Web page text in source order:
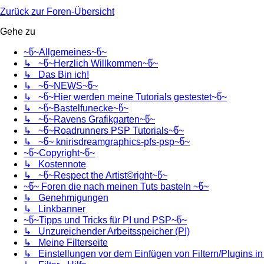
Zurück zur Foren-Übersicht
Gehe zu
~წ~Allgemeines~წ~
↳ ~წ~Herzlich Willkommen~წ~
↳ Das Bin ich!
↳ ~წ~NEWS~წ~
↳ ~წ~Hier werden meine Tutorials gestestet~წ~
↳ ~წ~Bastelfunecke~წ~
↳ ~წ~Ravens Grafikgarten~წ~
↳ ~წ~Roadrunners PSP Tutorials~წ~
↳ ~წ~ knirisdreamgraphics-pfs-psp~წ~
~წ~Copyright~წ~
↳ Kostennote
↳ ~წ~Respect the Artist©right~წ~
~წ~ Foren die nach meinen Tuts basteln ~წ~
↳ Genehmigungen
↳ Linkbanner
~წ~Tipps und Tricks für PI und PSP~წ~
↳ Unzureichender Arbeitsspeicher (PI)
↳ Meine Filterseite
↳ Einstellungen vor dem Einfügen von Filtern/Plugins in